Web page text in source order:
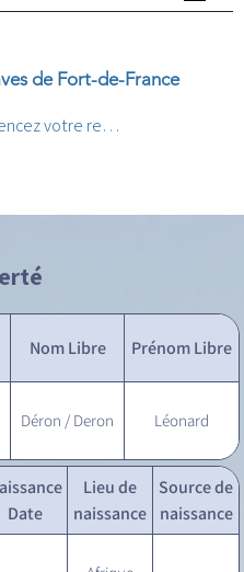
de Fort-de-France
Nom Libre Prénom Libre
Déron / Deron Léonard
Date
Lieu de
naissance
Source de
naissance